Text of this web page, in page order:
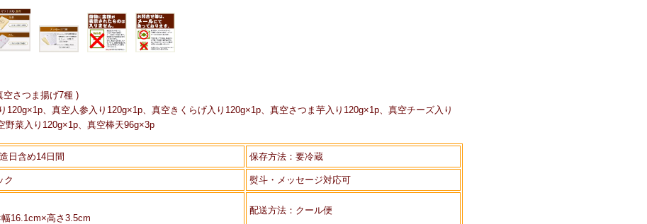
空さつま揚げ7種 )
120g×1p、真空人参入り120g×1p、真空きくらげ入り120g×1p、真空さつま芋入り120g×1p、真空チーズ入り
野菜入り120g×1p、真空棒天96g×3p
日含め14日間 保存方法：要冷蔵
ク 熨斗・メッセージ対応可
16.1cm×高さ3.5cm
配送方法：クール便